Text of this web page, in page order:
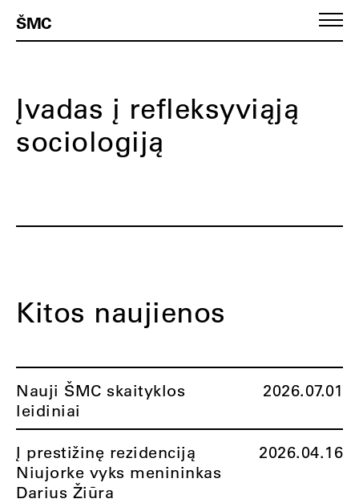
ŠMC
Įvadas į refleksyviąją
sociologiją
Kitos naujienos
Nauji ŠMC skaityklos
leidiniai
2026.07.01
Į prestižinę rezidenciją
Niujorke vyks menininkas
Darius Žiūra
2026.04.16